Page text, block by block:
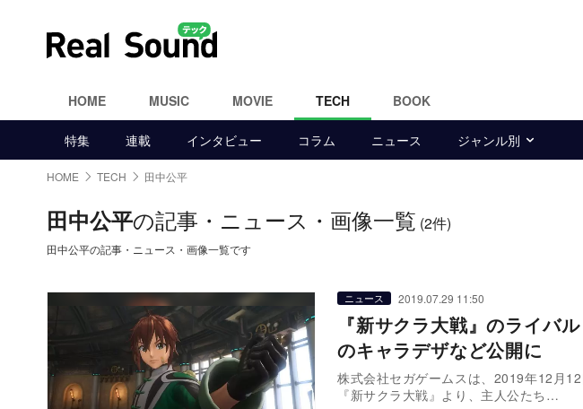
HOME MUSIC MOVIE TECH BOOK
特集 連載 インタビュー コラム ニュース ジャンル別
HOME TECH 田中公平
田中公平の記事・ニュース・画像一覧 (2件)
田中公平の記事・ニュース・画像一覧です
ニュース 2019.07.29 11:50
『新サクラ大戦』のライバ
のキャラデザなど公開に
株式会社セガゲームスは、2019年12月
『新サクラ大戦』より、主人公たち…